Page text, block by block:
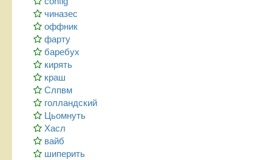
чиназес
оффник
фарту
баребух
кирять
краш
Слпвм
голландский
Цьомнуть
Хасл
вайб
шиперить